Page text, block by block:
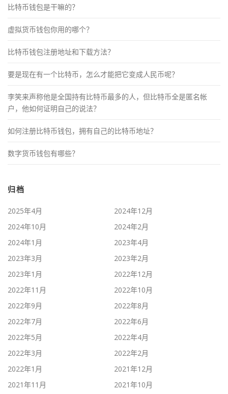
比特币钱包是干嘛的？
虚拟货币钱包你用的哪个？
比特币钱包注册地址和下载方法？
要是现在有一个比特币，怎么才能把它变成人民币呢？
李笑来声称他是全国持有比特币最多的人，但比特币全是匿名帐
户，他如何证明自己的说法？
如何注册比特币钱包，拥有自己的比特币地址？
数字货币钱包有哪些？
归档
2025年4月
2024年12月
2024年10月
2024年2月
2024年1月
2023年4月
2023年3月
2023年2月
2023年1月
2022年12月
2022年11月
2022年10月
2022年9月
2022年8月
2022年7月
2022年6月
2022年5月
2022年4月
2022年3月
2022年2月
2022年1月
2021年12月
2021年11月
2021年10月